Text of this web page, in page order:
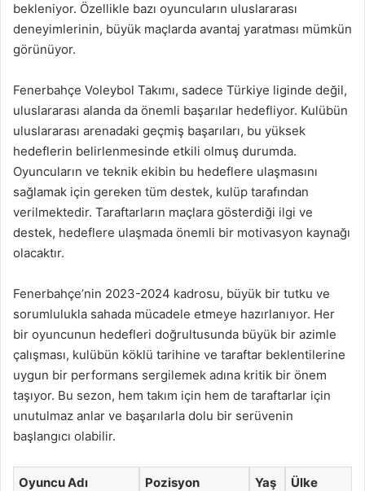
bekleniyor. Özellikle bazı oyuncuların uluslararası
deneyimlerinin, büyük maçlarda avantaj yaratması mümkün
görünüyor.
Fenerbahçe Voleybol Takımı, sadece Türkiye liginde değil,
uluslararası alanda da önemli başarılar hedefliyor. Kulübün
uluslararası arenadaki geçmiş başarıları, bu yüksek
hedeflerin belirlenmesinde etkili olmuş durumda.
Oyuncuların ve teknik ekibin bu hedeflere ulaşmasını
sağlamak için gereken tüm destek, kulüp tarafından
verilmektedir. Taraftarların maçlara gösterdiği ilgi ve
destek, hedeflere ulaşmada önemli bir motivasyon kaynağı
olacaktır.
Fenerbahçe’nin 2023-2024 kadrosu, büyük bir tutku ve
sorumlulukla sahada mücadele etmeye hazırlanıyor. Her
bir oyuncunun hedefleri doğrultusunda büyük bir azimle
çalışması, kulübün köklü tarihine ve taraftar beklentilerine
uygun bir performans sergilemek adına kritik bir önem
taşıyor. Bu sezon, hem takım için hem de taraftarlar için
unutulmaz anlar ve başarılarla dolu bir serüvenin
başlangıcı olabilir.
Oyuncu Adı Pozisyon Yaş Ülke